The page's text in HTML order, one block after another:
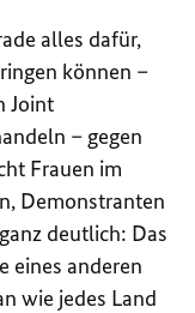
alles dafür,
können –
Joint
– gegen
Frauen im
Demonstranten
deutlich: Das
eines anderen
wie jedes Land